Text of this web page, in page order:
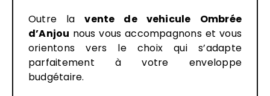
Outre lavente de vehicule Ombrée
d’Anjou nous vous accompagnons et vous
orientons vers le choix qui s’adapte
parfaitement à votre enveloppe
budgétaire.